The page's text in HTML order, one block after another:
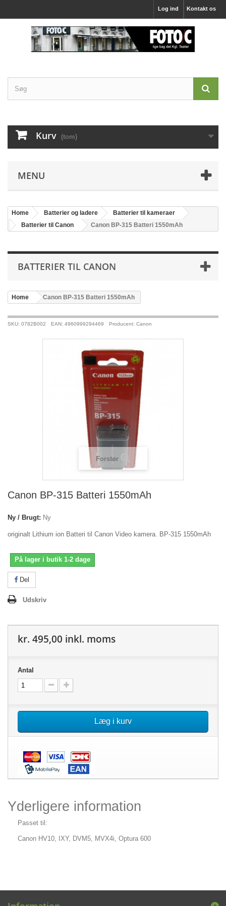
Kontakt os
Log ind
Kurv (tom)
MENU
Home Batterier og ladere
Batterier til kameraer
Batterier til Canon
Canon BP-315 Batteri 1550mAh
BATTERIER TIL CANON
Home >Canon BP-315 Batteri 1550mAh
SKU: 0782B002 EAN: 4960999294469 Producent: Canon
Forstør
Canon BP-315 Batteri 1550mAh
Ny / Brugt: Ny
originalt Lithium ion Batteri til Canon Video kamera. BP-315 1550mAh
På lager i butik 1-2 dage
Del
Udskriv
kr. 495,00 inkl. moms
Antal
Læg i kurv
Yderligere information
Passet til:
Canon HV10, IXY, DVM5, MVX4i, Optura 600